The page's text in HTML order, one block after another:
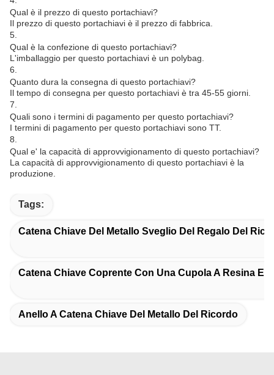
Qual è il prezzo di questo portachiavi?
Il prezzo di questo portachiavi è il prezzo di fabbrica.
5.
Qual è la confezione di questo portachiavi?
L'imballaggio per questo portachiavi è un polybag.
6.
Quanto dura la consegna di questo portachiavi?
Il tempo di consegna per questo portachiavi è tra 45-55 giorni.
7.
Quali sono i termini di pagamento per questo portachiavi?
I termini di pagamento per questo portachiavi sono TT.
8.
Qual e' la capacità di approvvigionamento di questo portachiavi?
La capacità di approvvigionamento di questo portachiavi è la
produzione.
Tags:
Catena Chiave Del Metallo Sveglio Del Regalo Del
Catena Chiave Coprente Con Una Cupola A Resina
Anello A Catena Chiave Del Metallo Del Ricordo